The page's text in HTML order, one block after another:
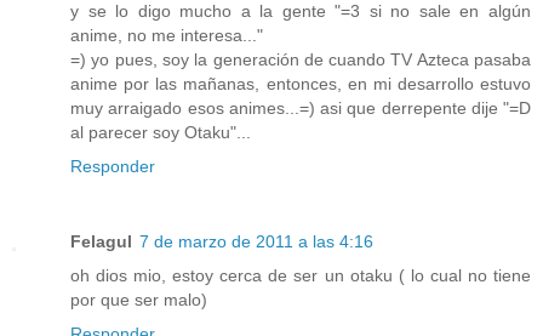
y se lo digo mucho a la gente "=3 si no sale en algún
anime, no me interesa..."
=) yo pues, soy la generación de cuando TV Azteca pasaba
anime por las mañanas, entonces, en mi desarrollo estuvo
muy arraigado esos animes...=) asi que derrepente dije "=D
al parecer soy Otaku"...
Responder
Felagul 7 de marzo de 2011 a las 4:16
oh dios mio, estoy cerca de ser un otaku ( lo cual no tiene
por que ser malo)